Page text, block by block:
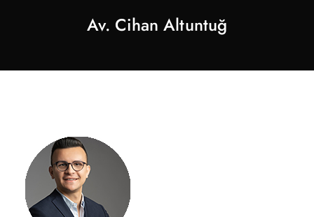
Av. Cihan Altuntuğ